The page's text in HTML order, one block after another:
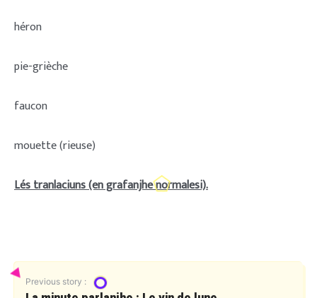
héron
pie-grièche
faucon
mouette (rieuse)
Lés tranlaciuns (en grafanjhe normalesi).
Previous story :